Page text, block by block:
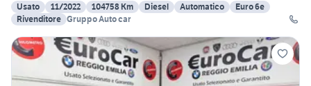
Usato
11/2022 104758 Km Diesel Automatico
Euro 6e
Rivenditore Gruppo Auto car